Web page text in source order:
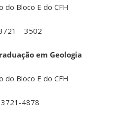
do Bloco E do CFH
– 3502
em Geologia
do Bloco E do CFH
3721-4878